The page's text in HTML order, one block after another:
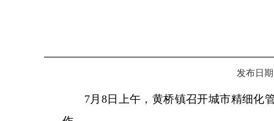
发布日
7月8日上午，黄桥镇召开城市精细化